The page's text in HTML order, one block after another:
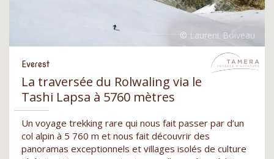
Everest
La traversée du Rolwaling via le
Tashi Lapsa à 5760 mètres
Un voyage trekking rare qui nous fait passer par d’un
col alpin à 5 760 m et nous fait découvrir des
panoramas exceptionnels et villages isolés de culture